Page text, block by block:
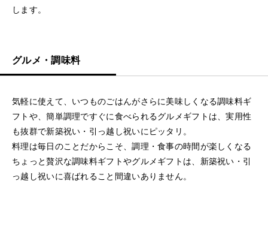
します。
グルメ・調味料
気軽に使えて、いつものごはんがさらに美味しくなる調味料ギ
フトや、簡単調理ですぐに食べられるグルメギフトは、実用性
も抜群で新築祝い・引っ越し祝いにピッタリ。
料理は毎日のことだからこそ、調理・食事の時間が楽しくなる
ちょっと贅沢な調味料ギフトやグルメギフトは、新築祝い・引
っ越し祝いに喜ばれること間違いありません。